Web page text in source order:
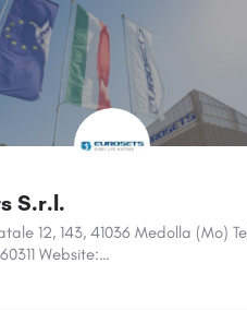
S.r.l.
12, 143, 41036 Medolla (Mo)
Website:…